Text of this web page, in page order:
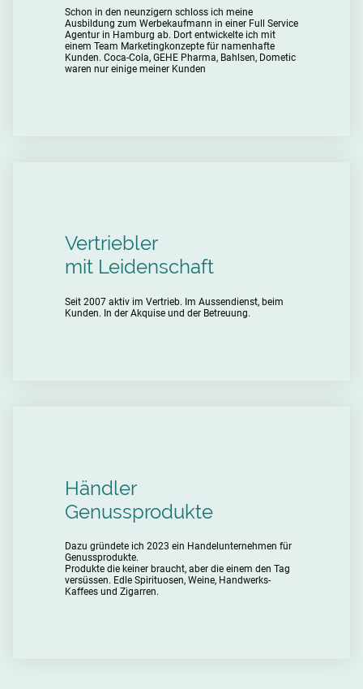
Schon in den neunzigern schloss ich meine
Ausbildung zum Werbekaufmann in einer Full Service
Agentur in Hamburg ab. Dort entwickelte ich mit
einem Team Marketingkonzepte für namenhafte
Kunden. Coca-Cola, GEHE Pharma, Bahlsen, Dometic
waren nur einige meiner Kunden
Vertriebler
mit Leidenschaft
Seit 2007 aktiv im Vertrieb. Im Aussendienst, beim
Kunden. In der Akquise und der Betreuung.
Händler
Genussprodukte
Dazu gründete ich 2023 ein Handelunternehmen für
Genussprodukte.
Produkte die keiner braucht, aber die einem den Tag
versüssen. Edle Spirituosen, Weine, Handwerks-
Kaffees und Zigarren.